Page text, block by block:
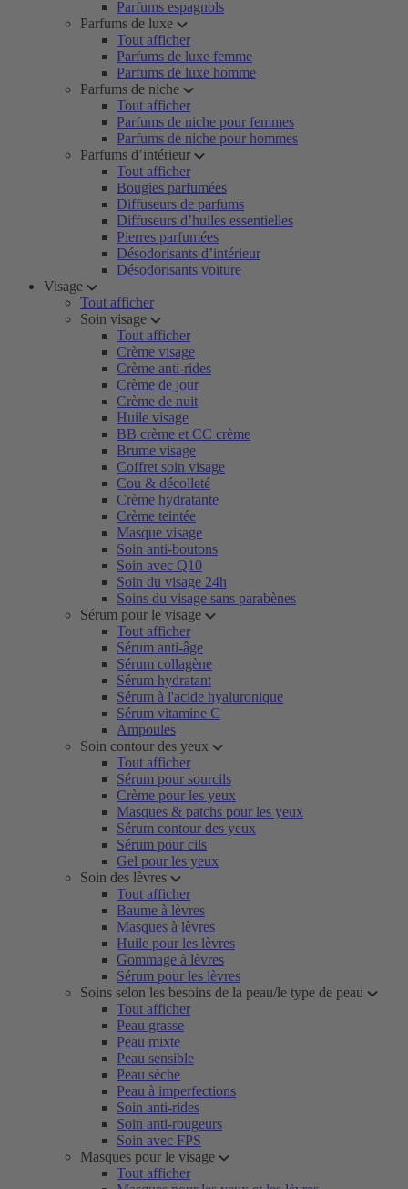
Parfums espagnols
Parfums de luxe
Tout afficher
Parfums de luxe femme
Parfums de luxe homme
Parfums de niche
Tout afficher
Parfums de niche pour femmes
Parfums de niche pour hommes
Parfums d’intérieur
Tout afficher
Bougies parfumées
Diffuseurs de parfums
Diffuseurs d’huiles essentielles
Pierres parfumées
Désodorisants d’intérieur
Désodorisants voiture
Visage
Tout afficher
Soin visage
Tout afficher
Crème visage
Crème anti-rides
Crème de jour
Crème de nuit
Huile visage
BB crème et CC crème
Brume visage
Coffret soin visage
Cou & décolleté
Crème hydratante
Crème teintée
Masque visage
Soin anti-boutons
Soin avec Q10
Soin du visage 24h
Soins du visage sans parabènes
Sérum pour le visage
Tout afficher
Sérum anti-âge
Sérum collagène
Sérum hydratant
Sérum à l'acide hyaluronique
Sérum vitamine C
Ampoules
Soin contour des yeux
Tout afficher
Sérum pour sourcils
Crème pour les yeux
Masques & patchs pour les yeux
Sérum contour des yeux
Sérum pour cils
Gel pour les yeux
Soin des lèvres
Tout afficher
Baume à lèvres
Masques à lèvres
Huile pour les lèvres
Gommage à lèvres
Sérum pour les lèvres
Soins selon les besoins de la peau/le type de peau
Tout afficher
Peau grasse
Peau mixte
Peau sensible
Peau sèche
Peau à imperfections
Soin anti-rides
Soin anti-rougeurs
Soin avec FPS
Masques pour le visage
Tout afficher